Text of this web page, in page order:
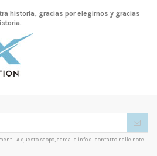
historia, gracias por elegirnos y gracias
A questo scopo, cerca le info di contatto nelle note